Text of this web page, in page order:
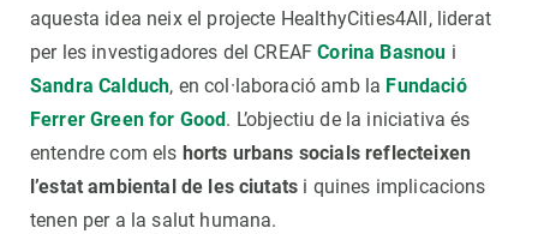
aquesta idea neix el projecte HealthyCities4All, liderat
per les investigadores del CREAFCorina Basnou i
Sandra Calduch, en col·laboració amb la Fundació
Ferrer Green for Good . L’objectiu de la iniciativa és
entendre com els horts urbans socials reflecteixen
l’estat ambiental de les ciutats i quines implicacions
tenen per a la salut humana.